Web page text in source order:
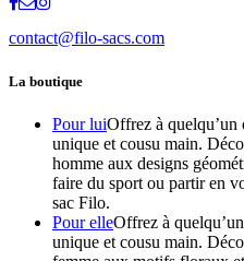
contact@filo-sacs.com
La boutique
Pour luiOffrez à quelqu’un
unique et cousu main.
homme aux designs
faire du sport ou partir en
sac Filo.
Pour elleOffrez à
unique et cousu main.